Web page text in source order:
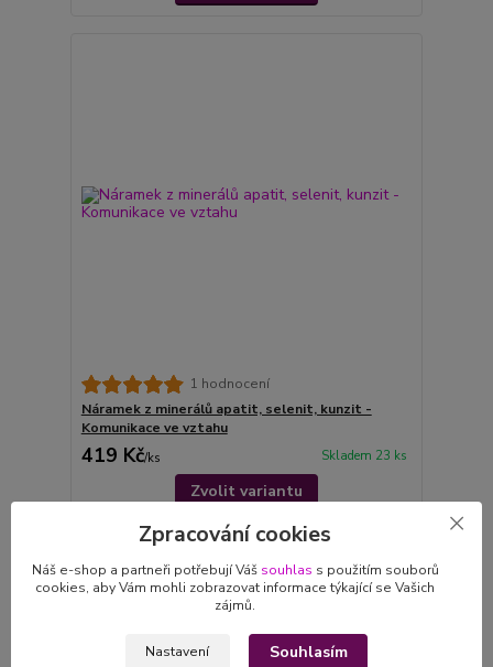
1 hodnocení
Náramek z minerálů apatit, selenit, kunzit -
Komunikace ve vztahu
419 Kč/ks Skladem 23 ks
Zvolit variantu
Zpracování cookies
Náš e-shop a partneři potřebují Váš souhlas s použitím souborů
cookies, aby Vám mohli zobrazovat informace týkající se Vašich
zájmů.
Nastavení Souhlasím